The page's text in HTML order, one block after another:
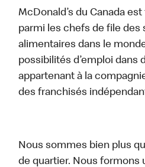
McDonald’s du Canada
parmi les chefs de file des
alimentaires dans le
possibilités d’emploi dans
appartenant à la
des franchisés
Nous sommes bien plus
de quartier. Nous formons